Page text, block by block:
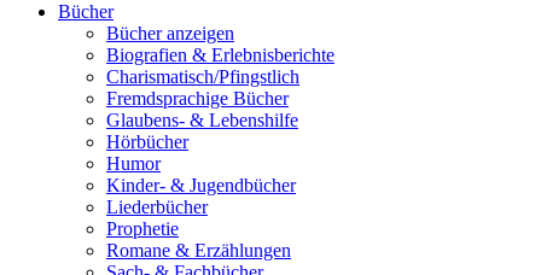
Bücher
Bücher anzeigen
Biografien & Erlebnisberichte
Charismatisch/Pfingstlich
Fremdsprachige Bücher
Glaubens- & Lebenshilfe
Hörbücher
Humor
Kinder- & Jugendbücher
Liederbücher
Prophetie
Romane & Erzählungen